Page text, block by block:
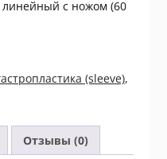
линейный с ножом (60
(sleeve),
Отзывы (0)